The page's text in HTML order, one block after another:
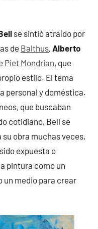
se sintió atraído por
de Balthus, Alberto
Piet Mondrian, que
estilo. El tema
personal y doméstica.
que buscaban
cotidiano, Bell se
obra muchas veces,
expuesta o
pintura como un
un medio para crear